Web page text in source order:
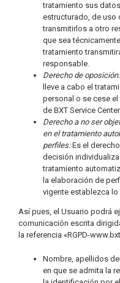
tratamiento sus
estructurado, de uso
transmitirlos a otro
que sea
tratamiento
responsable.
Derecho de oposición:
lleve a cabo el
personal o se cese
de BXT Service
Derecho a no ser
en el tratamiento
perfiles:Es el
decisión
tratamiento
la elaboración de
vigente establezca
Así pues, el Usuario podrá
comunicación escrita
la referencia «RGPD-
Nombre, apellidos
en que se admita la